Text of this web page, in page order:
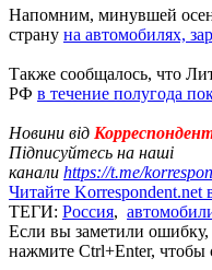
Напомним, минувшей
страну на автомобилях,
Также сообщалось, что
РФ в течение полугода
Новини від
Підписуйтесь на наші
канали https://t.me/
Читайте Korrespondent.net
ТЕГИ: Россия,
Если вы заметили
нажмите Ctrl+Enter, чтобы